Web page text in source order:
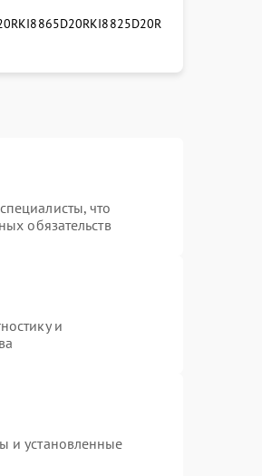
KI8865D20RKI8825D20R
что
обязательств
и
и установленные